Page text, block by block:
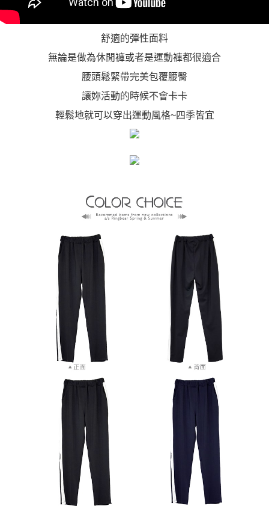
舒適的彈性面料
無論是做為休閒褲或者是運動褲都很適合
腰頭鬆緊帶完美包覆腰臀
讓妳活動的時候不會卡卡
輕鬆地就可以穿出運動風格~四季皆宜